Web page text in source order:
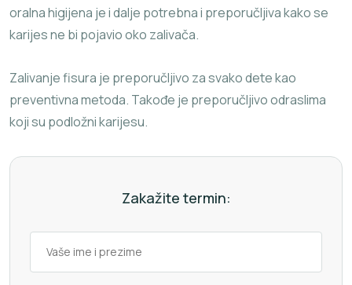
Zakažite termin:
oralna higijena je i dalje potrebna i preporučljiva kako se
karijes ne bi pojavio oko zalivača.
Zalivanje fisura je preporučljivo za svako dete kao
preventivna metoda. Takođe je preporučljivo odraslima
koji su podložni karijesu.